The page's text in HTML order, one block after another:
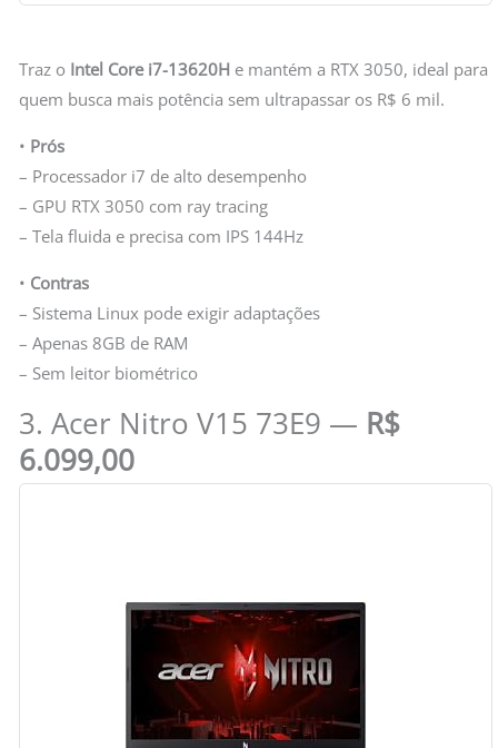
Traz o Intel Core i7-13620H e mantém a RTX 3050, ideal para
quem busca mais potência sem ultrapassar os R$ 6 mil.
• Prós
– Processador i7 de alto desempenho
– GPU RTX 3050 com ray tracing
– Tela fluida e precisa com IPS 144Hz
• Contras
– Sistema Linux pode exigir adaptações
– Apenas 8GB de RAM
– Sem leitor biométrico
3. Acer Nitro V15 73E9 — R$
6.099,00